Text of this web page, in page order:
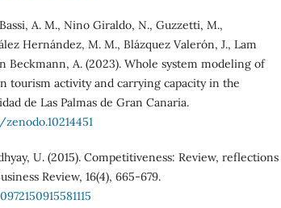
A. M., Nino Giraldo, N., Guzzetti, M.,
Hernández, M. M., Blázquez Valerón, J., Lam
Beckmann, A. (2023). Whole system modeling of
tourism activity and carrying capacity in the
de Las Palmas de Gran Canaria.
U. (2015). Competitiveness: Review, reflections
Review, 16(4), 665-679.